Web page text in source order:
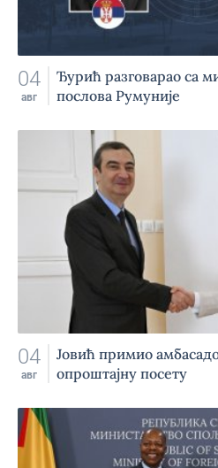
04
авг
Ђурић разговарао са
послова Румуније
04
авг
Jовић примио
опроштајну посету